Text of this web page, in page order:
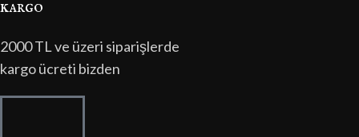
kargo
2000 TL ve üzeri siparişlerde
kargo ücreti bizden